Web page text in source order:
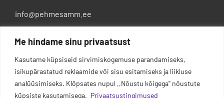
Me hindame sinu privaatsust
Kasutame küpsiseid sirvimiskogemuse parandamiseks,
isikupärastatud reklaamide või sisu esitamiseks ja liikluse
analüüsimiseks. Klõpsates nupul ,,Nõustu kõigega'' nõustute
küpsiste kasutamisega. Privaatsustingimused
info@pehmesamm.ee